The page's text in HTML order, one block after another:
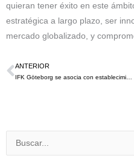
quieran tener éxito en este
estratégica a largo plazo, ser
mercado globalizado, y
Ant
ANTERIOR
Buscar